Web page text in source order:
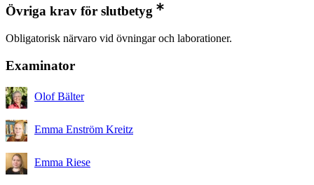
Övriga krav för slutbetyg
Obligatorisk närvaro vid övningar och laborationer.
Examinator
Olof Bälter
Emma Enström Kreitz
Emma Riese